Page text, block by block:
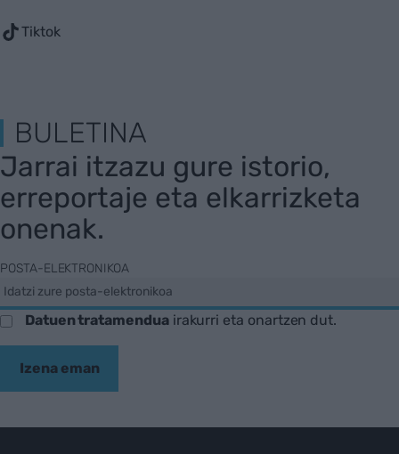
Tiktok
BULETINA
Jarrai itzazu gure istorio,
erreportaje eta elkarrizketa
onenak.
POSTA-ELEKTRONIKOA
Datuen tratamenduairakurri eta onartzen dut.
Izena eman